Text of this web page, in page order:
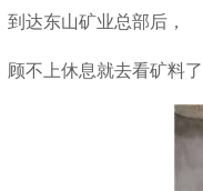
到达东山矿业总部后，
顾不上休息就去看矿料